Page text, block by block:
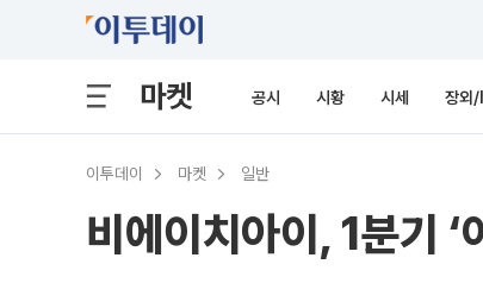
마켓 공시 시황 시세 장외
이투데이 마켓 일반
비에이치아이, 1분기